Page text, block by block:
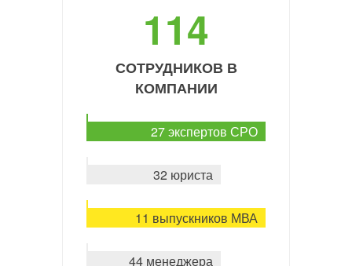
114
СОТРУДНИКОВ В
КОМПАНИИ
27 экспертов СРО
32 юриста
11 выпускников МВА
44 менеджера